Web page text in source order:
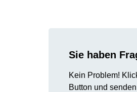
Sie haben
Kein Problem!
Button und